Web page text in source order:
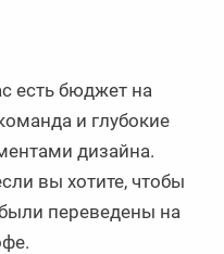
есть бюджет на
и глубокие
дизайна.
вы хотите, чтобы
переведены на